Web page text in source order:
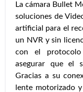
La cámara Bullet
soluciones de
artificial para el
un NVR y sin
con el protocolo
asegurar que el
Gracias a su
lente motorizado